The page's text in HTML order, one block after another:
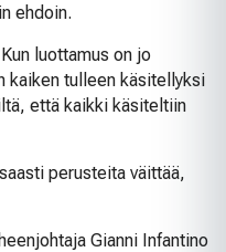
ehdoin.
luottamus on jo
kaiken tulleen käsitellyksi
että kaikki käsiteltiin
perusteita väittää,
Gianni Infantino